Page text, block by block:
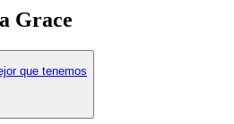
Grace
que tenemos